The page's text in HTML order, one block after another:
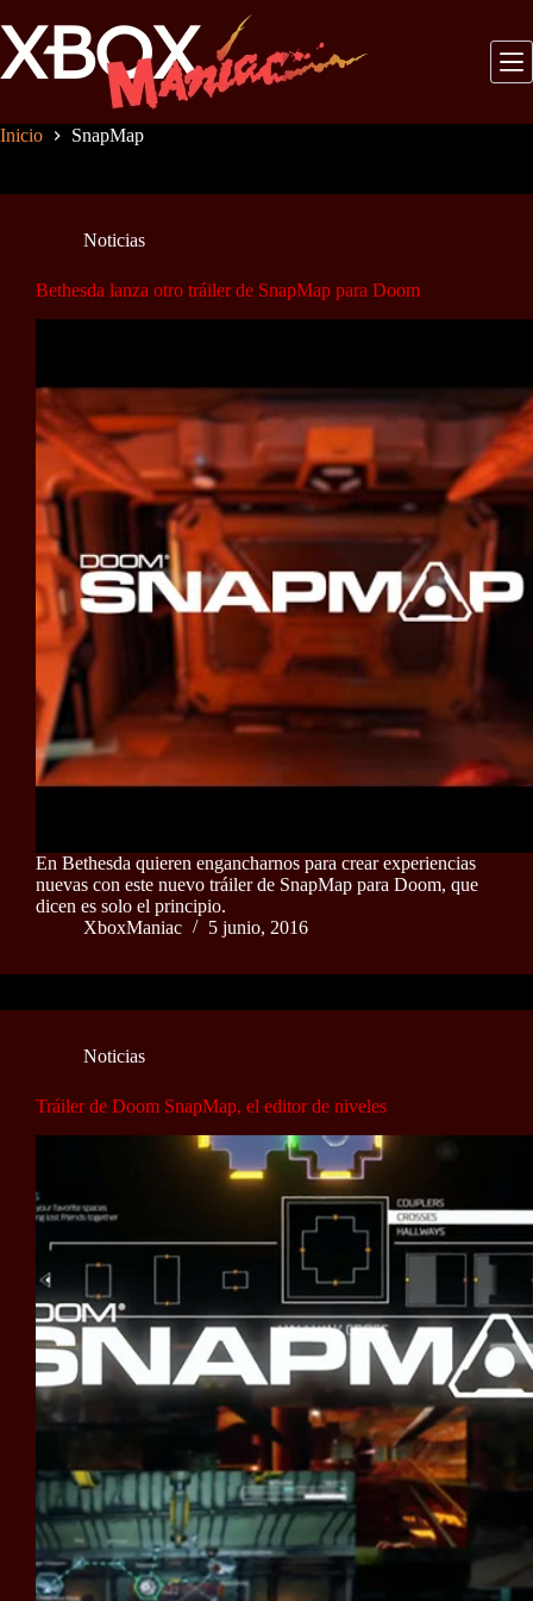
al
contenido
Inicio SnapMap
Noticias
Bethesda lanza otro tráiler de SnapMap para Doom
En Bethesda quieren engancharnos para crear experiencias
nuevas con este nuevo tráiler de SnapMap para Doom, que
dicen es solo el principio.
XboxManiac
5 junio, 2016
Noticias
Tráiler de Doom SnapMap, el editor de niveles